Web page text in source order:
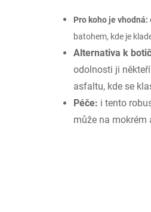
Pro koho je vhodná:
batohem, kde je
Alternativa k
odolnosti ji
asfaltu, kde se
Péče: i tento
může na mokrém